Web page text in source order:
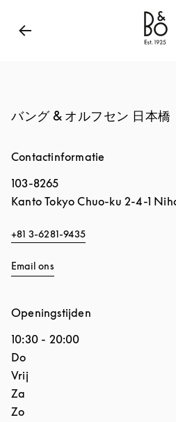
Bang &
バング & オルフセン 日本橋
Contactinformatie
103-8265
Kanto Tokyo Chuo-ku 2-4-1
+81 3-6281-9435
Email ons
Openingstijden
10:30 - 20:00
Dag van de week
Do
Vrij
Za
Zo